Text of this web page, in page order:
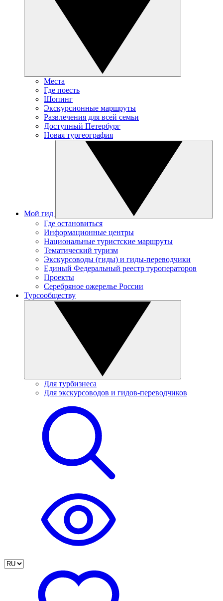
Места
Где поесть
Шопинг
Экскурсионные маршруты
Развлечения для всей семьи
Доступный Петербург
Новая тургеография
Мой гид
Где остановиться
Информационные центры
Национальные туристские маршруты
Тематический туризм
Экскурсоводы (гиды) и гиды-переводчики
Единый Федеральный реестр туроператоров
Проекты
Серебряное ожерелье России
Турсообществу
Для турбизнеса
Для экскурсоводов и гидов-переводчиков